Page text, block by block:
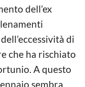
dell’ex
di
che ha rischiato
A questo
sembra